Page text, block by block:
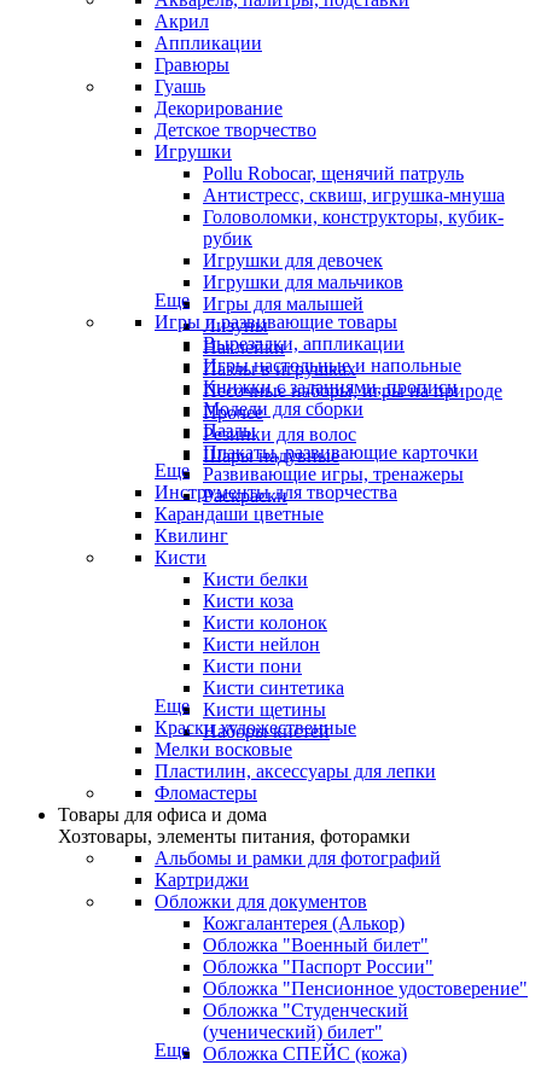
Акрил
Аппликации
Гравюры
Гуашь
Декорирование
Детское творчество
Игрушки
Pollu Robocar, щенячий патруль
Антистресс, сквиш, игрушка-мнуша
Головоломки, конструкторы, кубик-
рубик
Игрушки для девочек
Игрушки для мальчиков
Игры для малышей
Лизуны
Наклейки
Пазлы в игрушках
Песочные наборы, игры на природе
Прочее
Резинки для волос
Шары надувные
Еще
Игры и развивающие товары
Вырезалки, аппликации
Игры настольные и напольные
Книжки с заданиями, прописи
Модели для сборки
Пазлы
Плакаты, развивающие карточки
Развивающие игры, тренажеры
Раскраски
Еще
Инструменты для творчества
Карандаши цветные
Квилинг
Кисти
Кисти белки
Кисти коза
Кисти колонок
Кисти нейлон
Кисти пони
Кисти синтетика
Кисти щетины
Наборы кистей
Еще
Краски художественные
Мелки восковые
Пластилин, аксессуары для лепки
Фломастеры
Товары для офиса и дома
Хозтовары, элементы питания, фоторамки
Альбомы и рамки для фотографий
Картриджи
Обложки для документов
Кожгалантерея (Алькор)
Обложка "Военный билет"
Обложка "Паспорт России"
Обложка "Пенсионное удостоверение"
Обложка "Студенческий
(ученический) билет"
Обложка СПЕЙС (кожа)
Еще